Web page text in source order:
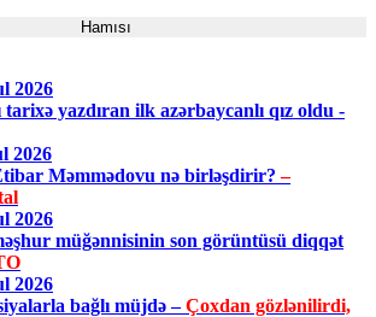
Hamısı
2026
tarixə yazdıran ilk azərbaycanlı qız oldu -
2026
Məmmədovu nə birləşdirir?–
2026
müğənnisinin son görüntüsü diqqət
2026
bağlı müjdə –Çoxdan gözlənilirdi,